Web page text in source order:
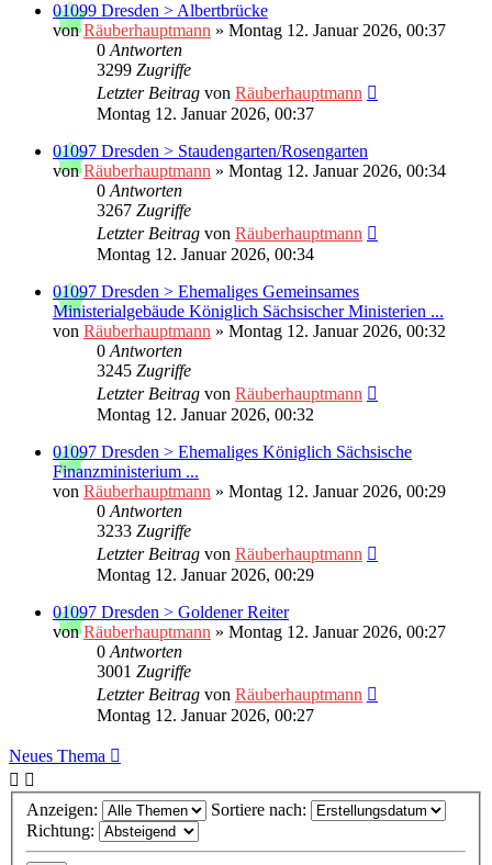
01099 Dresden > Albertbrücke
vonRäuberhauptmann » Montag 12. Januar 2026, 00:37
0 Antworten
3299 Zugriffe
Letzter Beitrag von Räuberhauptmann
Montag 12. Januar 2026, 00:37
01097 Dresden > Staudengarten/Rosengarten
vonRäuberhauptmann » Montag 12. Januar 2026, 00:34
0 Antworten
3267 Zugriffe
Letzter Beitrag von Räuberhauptmann
Montag 12. Januar 2026, 00:34
01097 Dresden > Ehemaliges Gemeinsames
Ministerialgebäude Königlich Sächsischer Ministerien ...
von Räuberhauptmann » Montag 12. Januar 2026, 00:32
0 Antworten
3245 Zugriffe
Letzter Beitrag von Räuberhauptmann
Montag 12. Januar 2026, 00:32
01097 Dresden > Ehemaliges Königlich Sächsische
Finanzministerium ...
von Räuberhauptmann » Montag 12. Januar 2026, 00:29
0 Antworten
3233 Zugriffe
Letzter Beitrag von Räuberhauptmann
Montag 12. Januar 2026, 00:29
01097 Dresden > Goldener Reiter
vonRäuberhauptmann » Montag 12. Januar 2026, 00:27
0 Antworten
3001 Zugriffe
Letzter Beitrag von Räuberhauptmann
Montag 12. Januar 2026, 00:27
Neues Thema
Anzeigen:
Sortiere nach:
Richtung: